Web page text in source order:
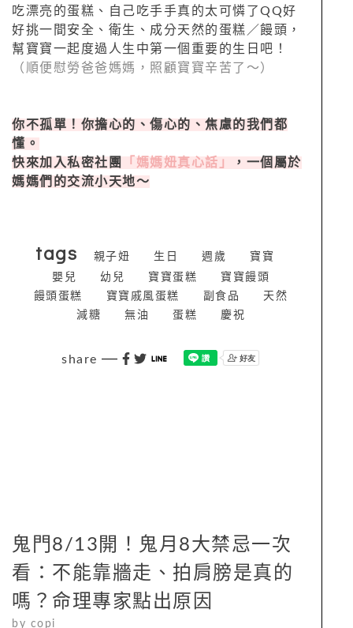
吃漂亮的蛋糕、自己吃手手真的太可憐了QQ好
好挑一間安全、衛生、成分天然的蛋糕／饅頭，
幫寶寶一起度過人生中第一個重要的生日吧！
（順便慰勞爸爸媽媽，照顧寶寶辛苦了～）
你不孤單！你擔心的、傷心的、焦慮的我們都
懂。
快來加入私密社團
「媽媽妞真心話」
，一個屬於
媽媽們的交流小天地～
tags 親子妞 生日 週歲
寶寶
嬰兒
幼兒 寶寶蛋糕
寶寶饅頭
饅頭蛋糕
寶寶戚風蛋糕 副食品
天然
減糖
無油 蛋糕 慶祝
share
鬼門8/13開！鬼月8大禁忌一次
看：不能靠牆走、拍肩膀是真的
嗎？命理專家點出原因
by copi